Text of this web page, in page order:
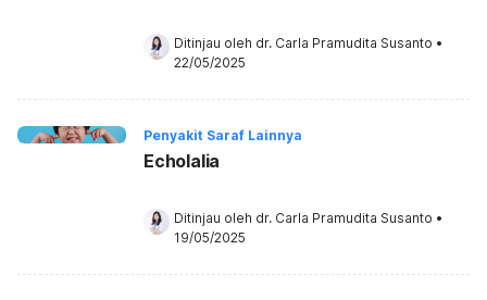
Ditinjau oleh dr. Carla Pramudita Susanto •
22/05/2025
Penyakit Saraf Lainnya
Echolalia
Ditinjau oleh dr. Carla Pramudita Susanto •
19/05/2025